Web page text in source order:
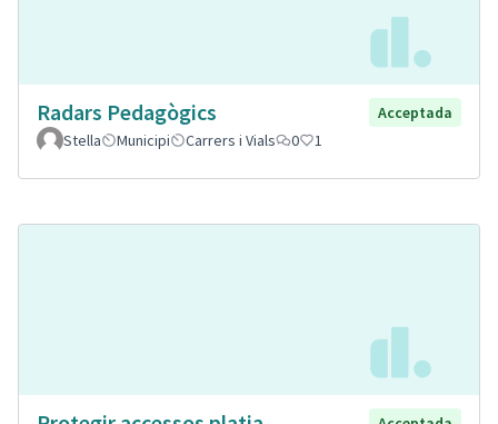
Radars Pedagògics
Acceptada
Stella
Municipi Carrers i Vials 0 1